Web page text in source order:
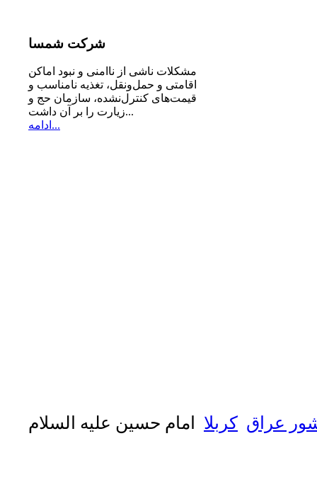
شرکت شمسا
مشكلات ناشی از ناامنی و نبود اماكن
اقامتی و حمل‌ونقل، تغذیه‌ نامناسب و
قیمت‌های كنترل‌نشده، سازمان حج و
زیارت را بر آن داشت...
ادامه...
عراق كربلا امام حسين عليه السلام